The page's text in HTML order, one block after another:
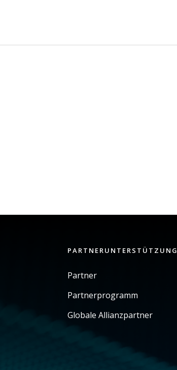
PARTNERUNTERSTÜTZUNG
Partner
Partnerprogramm
Globale Allianzpartner